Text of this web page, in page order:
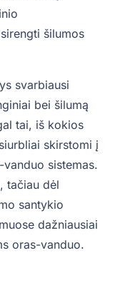
šilumos
svarbiausi
bei šilumą
tai, iš kokios
skirstomi į
sistemas.
tačiau dėl
santykio
dažniausiai
oras-vanduo.